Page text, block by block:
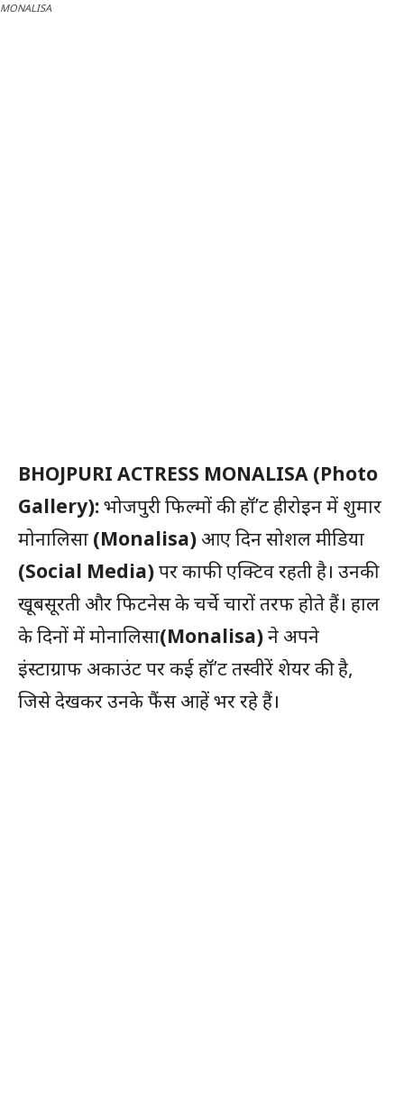
MONALISA
BHOJPURI ACTRESS MONALISA (Photo
Gallery):भोजपुरी फिल्मों की हॉ’ट हीरोइन में शुमार
मोनालिसा (Monalisa) आए दिन सोशल मीडिया
(Social Media)पर काफी एक्टिव रहती है। उनकी
खूबसूरती और फिटनेस के चर्चे चारों तरफ होते हैं। हाल
के दिनों में मोनालिसा(Monalisa)ने अपने
इंस्टाग्राफ अकाउंट पर कई हॉ’ट तस्वीरें शेयर की है,
जिसे देखकर उनके फैंस आहें भर रहे हैं।